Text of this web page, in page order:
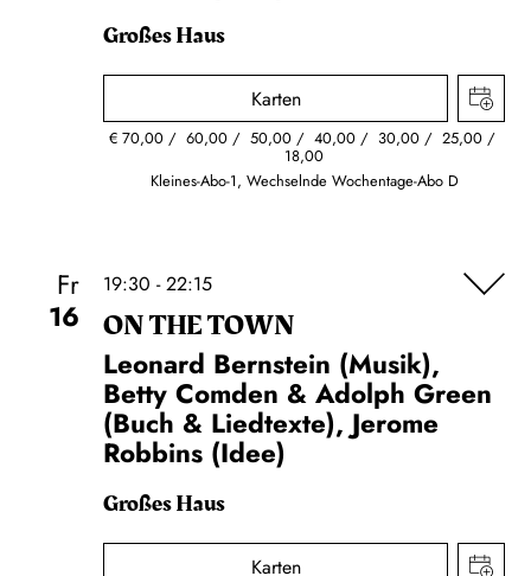
Großes Haus
Karten
€ 70,00 60,00 50,00 40,00 30,00 25,00
18,00
Kleines-Abo-1, Wechselnde Wochentage-Abo D
Fr
16
19:30 - 22:15
ON THE TOWN
Leonard Bernstein (Musik),
Betty Comden & Adolph Green
(Buch & Liedtexte), Jerome
Robbins (Idee)
Großes Haus
Karten